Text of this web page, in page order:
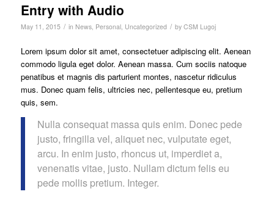
Entry with Audio
May 11, 2015 / in News, Personal, Uncategorized / by CSM Lugoj
Lorem ipsum dolor sit amet, consectetuer adipiscing elit. Aenean
commodo ligula eget dolor. Aenean massa. Cum sociis natoque
penatibus et magnis dis parturient montes, nascetur ridiculus
mus. Donec quam felis, ultricies nec, pellentesque eu, pretium
quis, sem.
Nulla consequat massa quis enim. Donec pede
justo, fringilla vel, aliquet nec, vulputate eget,
arcu. In enim justo, rhoncus ut, imperdiet a,
venenatis vitae, justo. Nullam dictum felis eu
pede mollis pretium. Integer.